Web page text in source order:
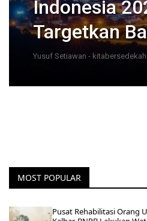
Indonesia
Targetkan
Yusuf Setiawan -
MOST POPULAR
Pusat Rehabilitasi Orang